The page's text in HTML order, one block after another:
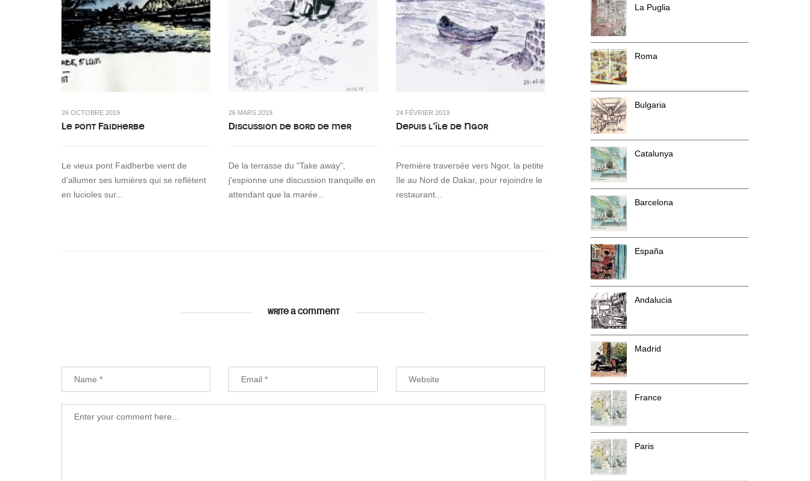
26 OCTOBRE 2019
Le pont Faidherbe
Le vieux pont Faidherbe vient de
d'allumer ses lumières qui se reflètent
en lucioles sur...
26 MARS 2019
Discussion de bord de mer
De la terrasse du "Take away",
j'espionne une discussion tranquille en
attendant que la marée...
24 FÉVRIER 2019
Depuis l’île de Ngor
Première traversée vers Ngor, la petite
île au Nord de Dakar, pour rejoindre le
restaurant...
WRITE A COMMENT
La Puglia
Roma
Bulgaria
Catalunya
Barcelona
España
Andalucia
Madrid
France
Paris